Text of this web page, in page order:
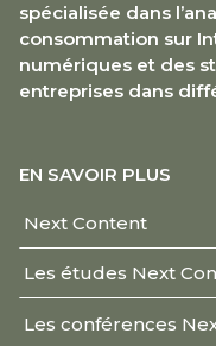
spécialisée dans
consommation sur
numériques et des
entreprises dans
EN SAVOIR PLUS
Next Content
Les études Next
Les conférences